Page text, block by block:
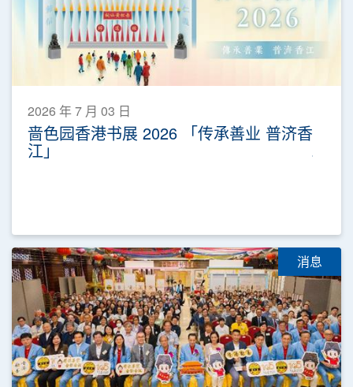
2026 年 7 月 03 日
啬色园香港书展 2026 「传承善业 普济香
江」
消息